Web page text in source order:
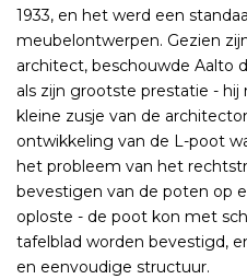
1933, en het werd een
meubelontwerpen. Gezien
architect, beschouwde Aalto
als zijn grootste prestatie -
kleine zusje van de
ontwikkeling van de L-poot
het probleem van het
bevestigen van de poten op
oploste - de poot kon met
tafelblad worden bevestigd,
en eenvoudige structuur.